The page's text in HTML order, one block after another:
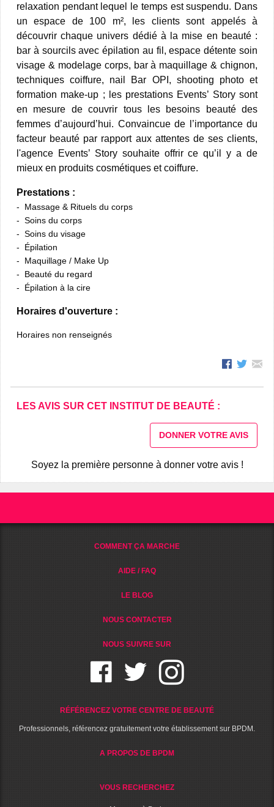
relaxation pendant lequel le temps est suspendu. Dans
un espace de 100 m², les clients sont appelés à
découvrir chaque univers dédié à la mise en beauté :
bar à sourcils avec épilation au fil, espace détente soin
visage & modelage corps, bar à maquillage & chignon,
techniques coiffure, nail Bar OPI, shooting photo et
formation make-up ; les prestations Events’ Story sont
en mesure de couvrir tous les besoins beauté des
femmes d’aujourd’hui. Convaincue de l’importance du
facteur beauté par rapport aux attentes de ses clients,
l'agence Events’ Story souhaite offrir ce qu’il y a de
mieux en produits cosmétiques et coiffure.
Prestations :
Massage & Rituels du corps
Soins du corps
Soins du visage
Épilation
Maquillage / Make Up
Beauté du regard
Épilation à la cire
Horaires d'ouverture :
Horaires non renseignés
LES AVIS SUR CET INSTITUT DE BEAUTÉ :
DONNER VOTRE AVIS
Soyez la première personne à donner votre avis !
COMMENT ÇA MARCHE
AIDE / FAQ
LE BLOG
NOUS CONTACTER
NOUS SUIVRE SUR
RÉFÉRENCEZ VOTRE CENTRE DE BEAUTÉ
Professionnels, référencez gratuitement votre établissement sur BPDM.
A PROPOS DE BPDM
VOUS RECHERCHEZ